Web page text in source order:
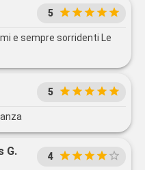
5
e sempre sorridenti Le
5
G. 4